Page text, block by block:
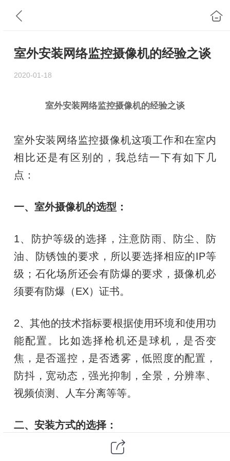
室外安装网络监控摄像机的经验之谈
2020-01-18
室外安装网络监控摄像机的经验之谈
室外安装网络监控摄像机这项工作和在室内
相比还是有区别的，我总结一下有如下几
点：
一、室外摄像机的选型：
1、防护等级的选择，注意防雨、防尘、防
油、防锈蚀的要求，所以要选择相应的IP等
级；石化场所还会有防爆的要求，摄像机必
须要有防爆（EX）证书。
2、其他的技术指标要根据使用环境和使用功
能配置。比如选择枪机还是球机，是否变
焦，是否遥控，是否透雾，低照度的配置，
防抖，宽动态，强光抑制，全景，分辨率、
视频侦测、人车分离等等。
二、安装方式的选择：
1、摄像机装在哪里？挂在墙上还是装在立杆